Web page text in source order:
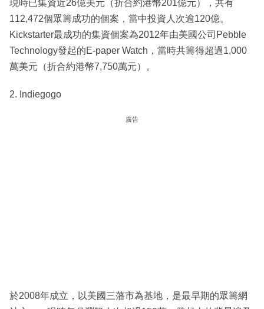
現時已集資近26億美元（折合約港幣201億元），共有
112,472個眾籌成功的個案，當中投資人次逾120億。
Kickstarter最成功的集資個案為2012年由美國公司Pebble
Technology發起的E-paper Watch，當時共籌得超過1,000
萬美元（折合約港幣7,750萬元）。
2. Indiegogo
廣告
於2008年成立，以美國三藩市為基地，是最早期的眾籌網